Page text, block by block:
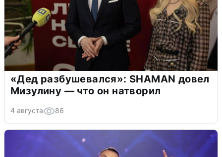
«Дед разбушевался»: SHAMAN довел
Мизулину — что он натворил
4 августа 86